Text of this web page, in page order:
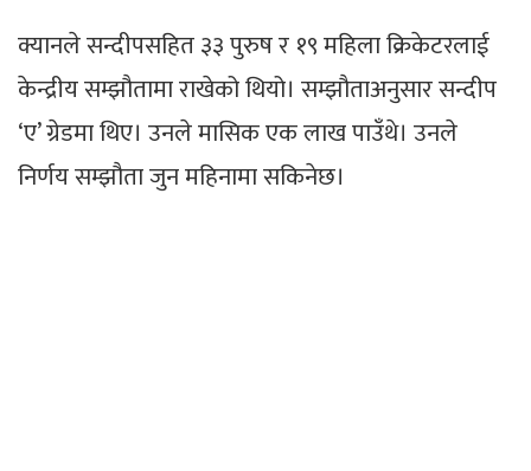
क्यानले सन्दीपसहित ३३ पुरुष र १९ महिला क्रिकेटरलाई
केन्द्रीय सम्झौतामा राखेको थियो। सम्झौताअनुसार सन्दीप
‘ए’ ग्रेडमा थिए। उनले मासिक एक लाख पाउँथे। उनले
निर्णय सम्झौता जुन महिनामा सकिनेछ।